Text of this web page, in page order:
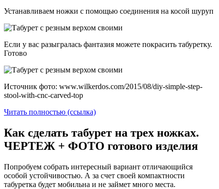
Устанавливаем ножки с помощью соединения на косой шуруп
Если у вас разыгралась фантазия можете покрасить табуретку.
Готово
Источник фото: www.wilkerdos.com/2015/08/diy-simple-step-
stool-with-cnc-carved-top
Читать полностью (ссылка)
Как сделать табурет на трех ножках.
ЧЕРТЕЖ + ФОТО готового изделия
Попробуем собрать интересный вариант отличающийся
особой устойчивостью. А за счет своей компактности
табуретка будет мобильна и не займет много места.